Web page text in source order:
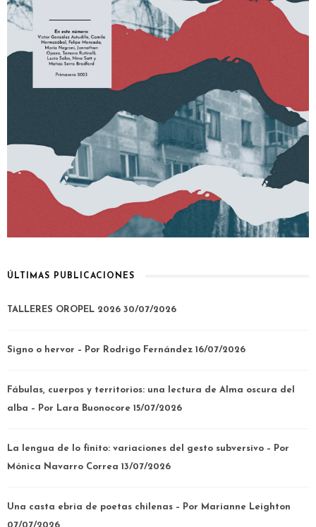
ÚLTIMAS PUBLICACIONES
TALLERES OROPEL 2026 30/07/2026
Signo o hervor – Por Rodrigo Fernández 16/07/2026
Fábulas, cuerpos y territorios: una lectura de Alma oscura del
alba – Por Lara Buonocore 15/07/2026
La lengua de lo finito: variaciones del gesto subversivo – Por
Mónica Navarro Correa 13/07/2026
Una casta ebria de poetas chilenas – Por Marianne Leighton